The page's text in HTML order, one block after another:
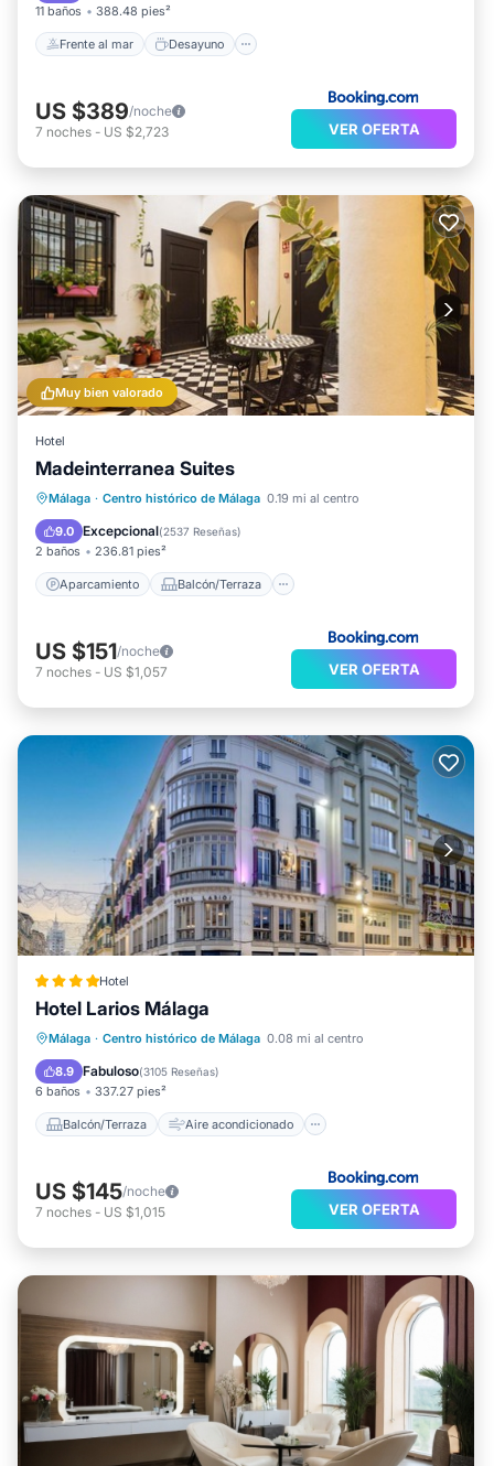
11 baños 388.48 pies²
Frente al mar Desayuno
US $389/noche
7 noches - US $2,723 VER OFERTA
Muy bien valorado
Hotel
Madeinterranea Suites
Málaga · Centro histórico de Málaga 0.19 mi al centro
9.0 Excepcional(2537 Reseñas)
2 baños 236.81 pies²
Aparcamiento Balcón/Terraza
Aparcamiento
Balcón/Terraza
Cocina
Aire acondicionado
US $151/noche
7 noches - US $1,057 VER OFERTA
Hotel
Hotel Larios Málaga
Málaga · Centro histórico de Málaga 0.08 mi al centro
8.9 Fabuloso(3105 Reseñas)
6 baños 337.27 pies²
Balcón/Terraza Aire acondicionado
Balcón/Terraza
Aire acondicionado
Internet
Apto para niños
US $145/noche
7 noches - US $1,015 VER OFERTA